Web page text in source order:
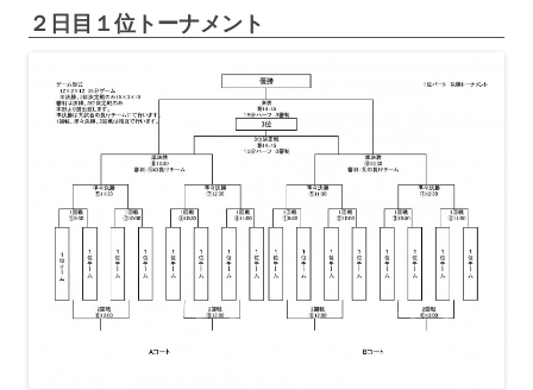
２日目１位トーナメント